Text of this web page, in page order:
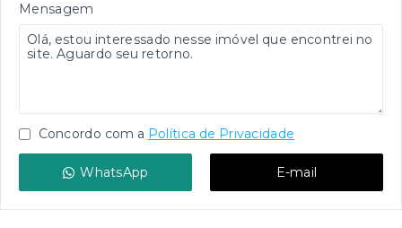
Mensagem
Concordo com a Política de Privacidade
WhatsApp E-mail